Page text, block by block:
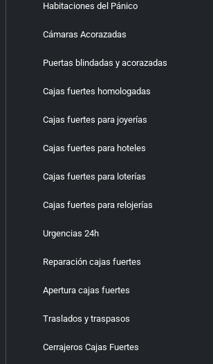
Habitaciones del Pánico
Cámaras Acorazadas
Puertas blindadas y acorazadas
Cajas fuertes homologadas
Cajas fuertes para joyerías
Cajas fuertes para hoteles
Cajas fuertes para loterías
Cajas fuertes para relojerías
Urgencias 24h
Reparación cajas fuertes
Apertura cajas fuertes
Traslados y traspasos
Cerrajeros Cajas Fuertes